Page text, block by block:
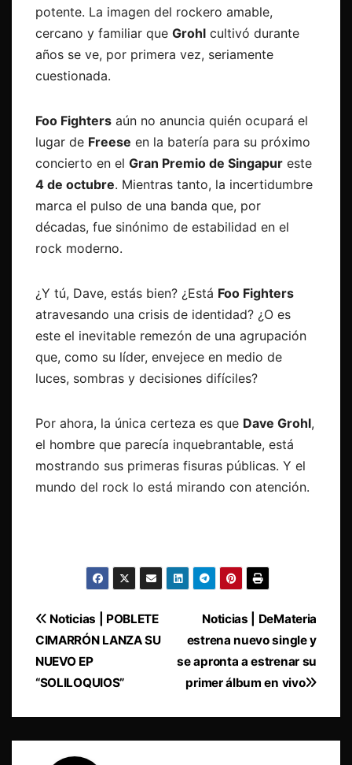
potente. La imagen del rockero amable,
cercano y familiar que Grohl cultivó durante
años se ve, por primera vez, seriamente
cuestionada.
Foo Fighters aún no anuncia quién ocupará el
lugar de Freese en la batería para su próximo
concierto en el Gran Premio de Singapur este
4 de octubre. Mientras tanto, la incertidumbre
marca el pulso de una banda que, por
décadas, fue sinónimo de estabilidad en el
rock moderno.
¿Y tú, Dave, estás bien? ¿Está Foo Fighters
atravesando una crisis de identidad? ¿O es
este el inevitable remezón de una agrupación
que, como su líder, envejece en medio de
luces, sombras y decisiones difíciles?
Por ahora, la única certeza es que Dave Grohl,
el hombre que parecía inquebrantable, está
mostrando sus primeras fisuras públicas. Y el
mundo del rock lo está mirando con atención.
Navegación
de
entradas
Noticias | DeMateria
estrena nuevo single y
se apronta a estrenar su
primer álbum en vivo
Noticias | POBLETE
CIMARRÓN LANZA SU
NUEVO EP
“SOLILOQUIOS”